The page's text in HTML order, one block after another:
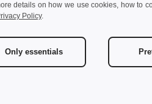
details on how we use cookies, how to
Policy.
Only essentials